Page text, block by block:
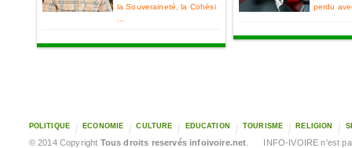
la Souveraineté, la Cohési
perdu
POLITIQUE ECONOMIE CULTURE EDUCATION TOURISME RELIGION
© 2014 Copyright Tous droits reservés infoivoire.net . INFO-IVOIRE n'est